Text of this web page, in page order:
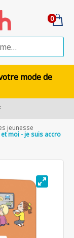
0
mode de
jeunesse
moi - je suis accro